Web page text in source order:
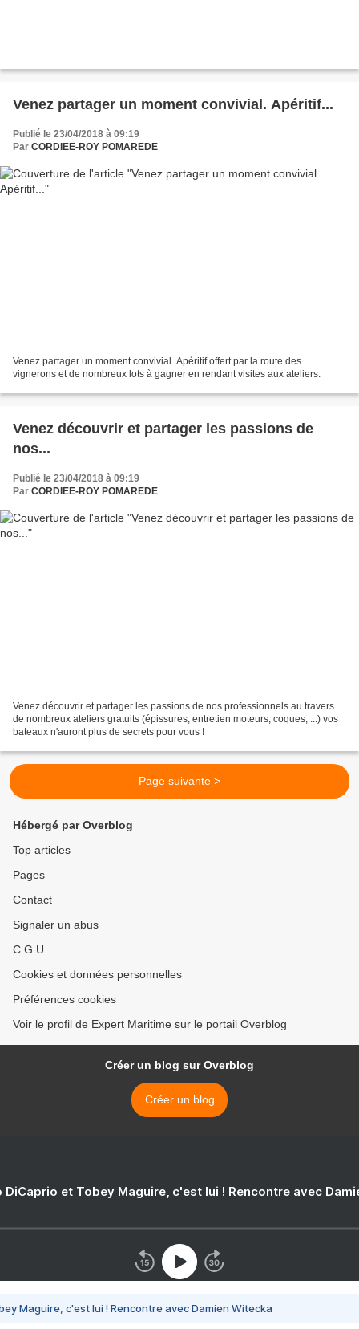
Venez partager un moment convivial. Apéritif...
Publié le 23/04/2018 à 09:19
Par CORDIEE-ROY POMAREDE
Venez partager un moment convivial. Apéritif offert par la route des
vignerons et de nombreux lots à gagner en rendant visites aux ateliers.
Venez découvrir et partager les passions de
nos...
Publié le 23/04/2018 à 09:19
Par CORDIEE-ROY POMAREDE
Venez découvrir et partager les passions de nos professionnels au travers
de nombreux ateliers gratuits (épissures, entretien moteurs, coques, ...) vos
bateaux n'auront plus de secrets pour vous !
Page suivante >
Hébergé par Overblog
Top articles
Pages
Contact
Signaler un abus
C.G.U.
Cookies et données personnelles
Préférences cookies
Voir le profil de Expert Maritime sur le portail Overblog
Créer un blog sur Overblog
Créer un blog
DiCaprio et Tobey Maguire, c'est lui ! Rencontre avec
Maguire, c'est lui ! Rencontre avec Damien Witecka